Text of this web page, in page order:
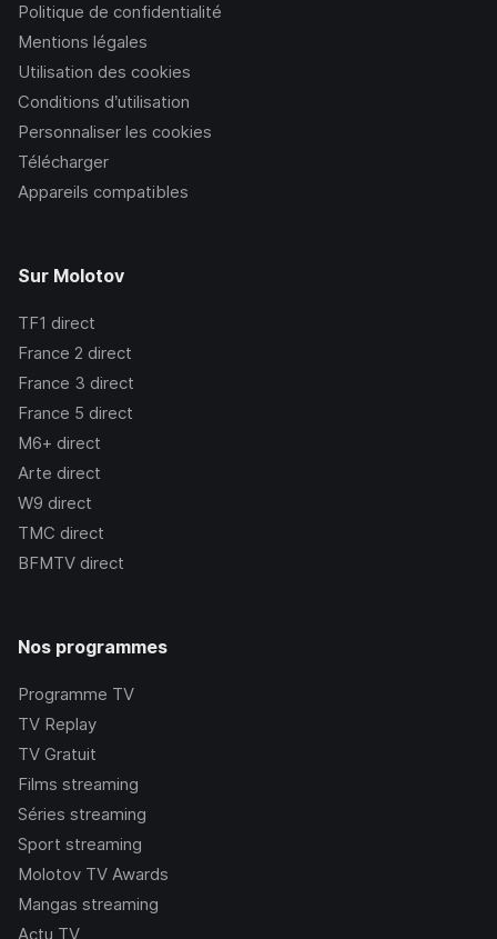
Politique de confidentialité
Mentions légales
Utilisation des cookies
Conditions d’utilisation
Personnaliser les cookies
Télécharger
Appareils compatibles
Sur Molotov
TF1 direct
France 2 direct
France 3 direct
France 5 direct
M6+ direct
Arte direct
W9 direct
TMC direct
BFMTV direct
Nos programmes
Programme TV
TV Replay
TV Gratuit
Films streaming
Séries streaming
Sport streaming
Molotov TV Awards
Mangas streaming
Actu TV